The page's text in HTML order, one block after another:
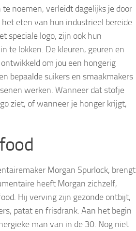
noemen, verleidt dagelijks je door
eten van hun industrieel bereide
speciale logo, zijn ook hun
te lokken. De kleuren, geuren en
om jou een hongerig
bepaalde suikers en smaakmakers
werken. Wanneer dat stofje
ziet, of wanneer je honger krijgt,
Morgan Spurlock, brengt
heeft Morgan zichzelf,
Hij verving zijn gezonde ontbijt,
patat en frisdrank. Aan het begin
man van in de 30. Nog niet